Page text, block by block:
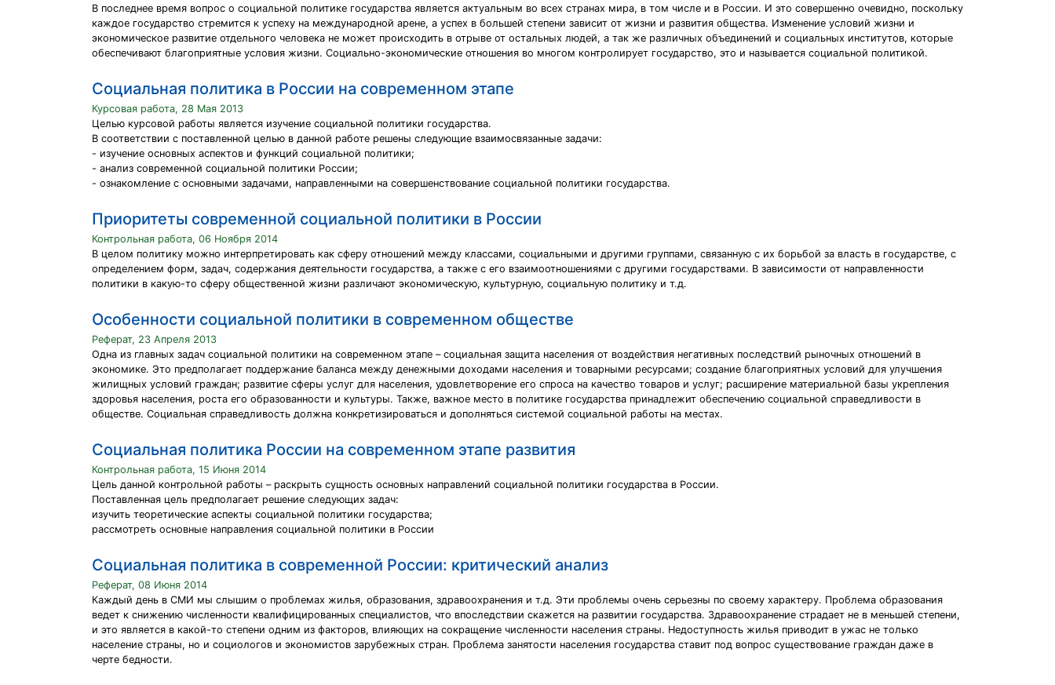
В последнее время вопрос о социальной политике государства является актуальным во всех странах мира, в том числе и в России. И это совершенно очевидно, поскольку
каждое государство стремится к успеху на международной арене, а успех в большей степени зависит от жизни и развития общества. Изменение условий жизни и
экономическое развитие отдельного человека не может происходить в отрыве от остальных людей, а так же различных объединений и социальных институтов, которые
обеспечивают благоприятные условия жизни. Социально-экономические отношения во многом контролирует государство, это и называется социальной политикой.
Социальная политика в России на современном этапе
Курсовая работа, 28 Мая 2013
Целью курсовой работы является изучение социальной политики государства.
В соответствии с поставленной целью в данной работе решены следующие взаимосвязанные задачи:
- изучение основных аспектов и функций социальной политики;
- анализ современной социальной политики России;
- ознакомление с основными задачами, направленными на совершенствование социальной политики государства.
Приоритеты современной социальной политики в России
Контрольная работа, 06 Ноября 2014
В целом политику можно интерпретировать как сферу отношений между классами, социальными и другими группами, связанную с их борьбой за власть в государстве, с
определением форм, задач, содержания деятельности государства, а также с его взаимоотношениями с другими государствами. В зависимости от направленности
политики в какую-то сферу общественной жизни различают экономическую, культурную, социальную политику и т.д.
Особенности социальной политики в современном обществе
Реферат, 23 Апреля 2013
Одна из главных задач социальной политики на современном этапе – социальная защита населения от воздействия негативных последствий рыночных отношений в
экономике. Это предполагает поддержание баланса между денежными доходами населения и товарными ресурсами; создание благоприятных условий для улучшения
жилищных условий граждан; развитие сферы услуг для населения, удовлетворение его спроса на качество товаров и услуг; расширение материальной базы укрепления
здоровья населения, роста его образованности и культуры. Также, важное место в политике государства принадлежит обеспечению социальной справедливости в
обществе. Социальная справедливость должна конкретизироваться и дополняться системой социальной работы на местах.
Социальная политика России на современном этапе развития
Контрольная работа, 15 Июня 2014
Цель данной контрольной работы – раскрыть сущность основных направлений социальной политики государства в России.
Поставленная цель предполагает решение следующих задач:
изучить теоретические аспекты социальной политики государства;
рассмотреть основные направления социальной политики в России
Социальная политика в современной России: критический анализ
Реферат, 08 Июня 2014
Каждый день в СМИ мы слышим о проблемах жилья, образования, здравоохранения и т.д. Эти проблемы очень серьезны по своему характеру. Проблема образования
ведет к снижению численности квалифицированных специалистов, что впоследствии скажется на развитии государства. Здравоохранение страдает не в меньшей степени,
и это является в какой-то степени одним из факторов, влияющих на сокращение численности населения страны. Недоступность жилья приводит в ужас не только
население страны, но и социологов и экономистов зарубежных стран. Проблема занятости населения государства ставит под вопрос существование граждан даже в
черте бедности.